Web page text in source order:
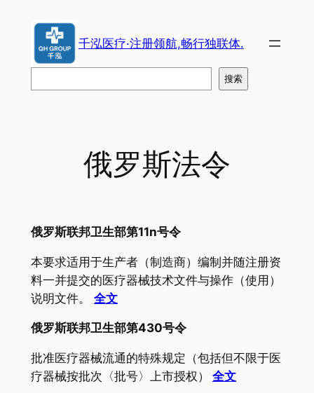
千泓医疗·注册领航,畅行独联体.
索
搜索
俄罗斯法令
俄罗斯联邦卫生部第11n号令
本要求适用于生产者（制造商）编制并随注册资
料一并提交的医疗器械技术文件与操作（使用）
说明文件。 全文
俄罗斯联邦卫生部第430号令
批准医疗器械流通的特殊规定（包括但不限于医
疗器械按批次〈批号〉上市授权）
全文